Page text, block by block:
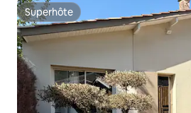
Superhôte
Superhôte